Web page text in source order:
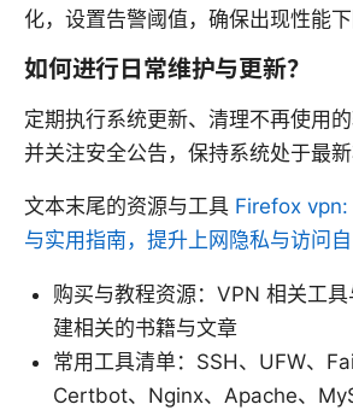
化，设置告警阈值，确保出现性能下
如何进行日常维护与更新？
定期执行系统更新、清理不再使用
并关注安全公告，保持系统处于最新
文本末尾的资源与工具 Firefox vpn:
与实用指南，提升上网隐私与访问
购买与教程资源：VPN 相关工
建相关的书籍与文章
常用工具清单：SSH、UFW、
Certbot、Nginx、Apache、